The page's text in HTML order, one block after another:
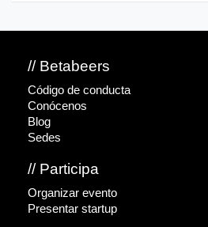
// Betabeers
Código de conducta
Conócenos
Blog
Sedes
// Participa
Organizar evento
Presentar startup